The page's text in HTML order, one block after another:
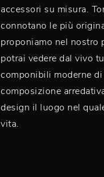
accessori su misura.
connotano le più
proponiamo nel nostro
potrai vedere dal vivo
componibili moderne
composizione
design il luogo nel
vita.